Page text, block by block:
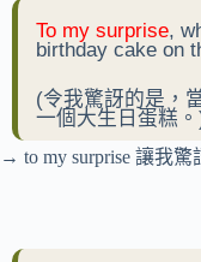
To my surprise,
birthday cake on
(令我驚訝的是，
一個大生日蛋糕
→ to my surprise 讓我